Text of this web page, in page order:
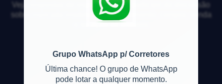
Grupo WhatsApp p/ Corretores
Última chance! O grupo de WhatsApp
pode lotar a qualquer momento.
Veja respostas de especialistas e participe da discussão
sobre mercado imobiliário, financiamento, compra, venda
e locação de imóveis